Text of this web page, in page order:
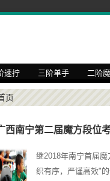
速拧 三阶单手 二阶
页
西南宁第二届魔方段位
继2018年南宁首届
织有序，严谨高效"